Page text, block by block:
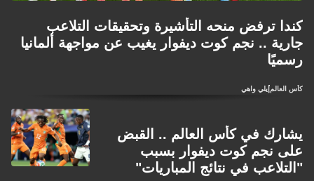
كندا ترفض منحه التأشيرة وتحقيقات التلاعب
جارية .. نجم كوت ديفوار يغيب عن مواجهة ألمانيا
رسميًا
كأس العالمإيلي واهي
يشارك في كأس العالم .. القبض
على نجم كوت ديفوار بسبب
"التلاعب في نتائج المباريات"